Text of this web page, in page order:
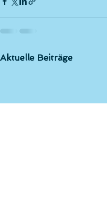
Aktuelle Beiträge